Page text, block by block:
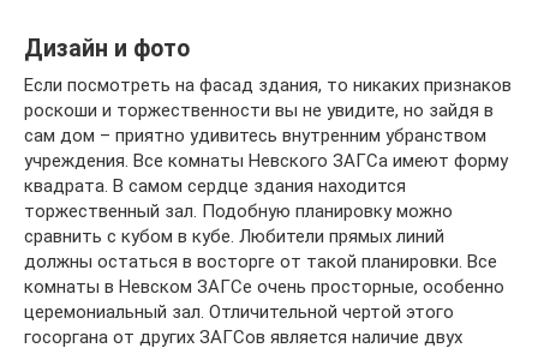
Дизайн и фото
Если посмотреть на фасад здания, то никаких признаков
роскоши и торжественности вы не увидите, но зайдя в
сам дом – приятно удивитесь внутренним убранством
учреждения. Все комнаты Невского ЗАГСа имеют форму
квадрата. В самом сердце здания находится
торжественный зал. Подобную планировку можно
сравнить с кубом в кубе. Любители прямых линий
должны остаться в восторге от такой планировки. Все
комнаты в Невском ЗАГСе очень просторные, особенно
церемониальный зал. Отличительной чертой этого
госоргана от других ЗАГСов является наличие двух